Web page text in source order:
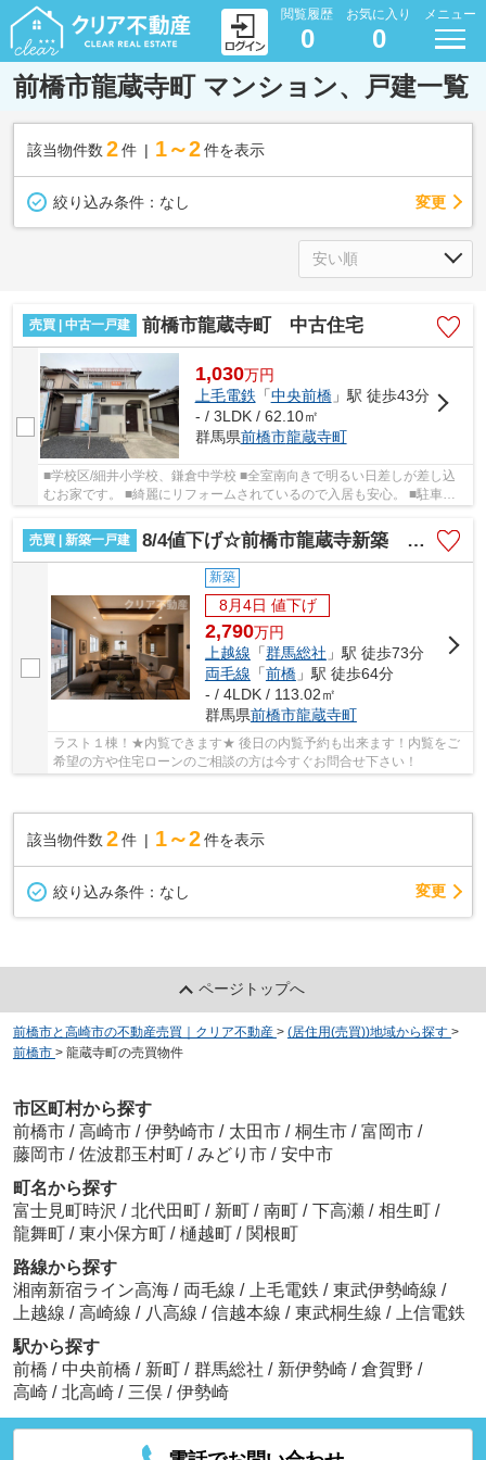
閲覧履歴
0
お気に入り
0
メニュー
前橋市龍蔵寺町 マンション、戸建一覧
該当物件数 2件 1～2 件を表示
絞り込み条件： なし 変更
売買 | 中古一戸建 前橋市龍蔵寺町 中古住宅
1,030万円
上毛電鉄 「中央前橋」駅 徒歩43分
- / 3LDK / 62.10㎡
群馬県前橋市龍蔵寺町
■学校区/細井小学校、鎌倉中学校 ■全室南向きで明るい日差しが差し込
むお家です。 ■綺麗にリフォームされているので入居も安心。 ■駐車ス
売買 | 新築一戸建
8/4値下げ☆前橋市龍蔵寺新築 全室南向き・オール電化
新築
8月4日 値下げ
2,790万円
上越線 「群馬総社 」駅 徒歩73分
両毛線 「前橋」駅 徒歩64分
- / 4LDK / 113.02㎡
群馬県前橋市龍蔵寺町
ラスト１棟！★内覧できます★ 後日の内覧予約も出来ます！内覧をご
希望の方や住宅ローンのご相談の方は今すぐお問合せ下さい！
該当物件数 2件 1～2 件を表示
絞り込み条件： なし 変更
ページトップへ
前橋市と高崎市の不動産売買｜クリア不動産 > (居住用(売買))地域から探す >
前橋市 > 龍蔵寺町の売買物件
市区町村から探す
前橋市 / 高崎市 / 伊勢崎市 / 太田市 / 桐生市 / 富岡市 /
藤岡市 / 佐波郡玉村町 / みどり市 / 安中市
町名から探す
富士見町時沢 / 北代田町 / 新町 / 南町 / 下高瀬 / 相生町 /
龍舞町 / 東小保方町 / 樋越町 / 関根町
路線から探す
湘南新宿ライン高海 / 両毛線 / 上毛電鉄 / 東武伊勢崎線 /
上越線 / 高崎線 / 八高線 / 信越本線 / 東武桐生線 /
上信電鉄
駅から探す
前橋 / 中央前橋 / 新町 / 群馬総社 / 新伊勢崎 / 倉賀野 /
高崎 / 北高崎 / 三俣 / 伊勢崎